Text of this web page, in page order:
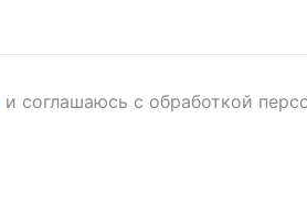
и соглашаюсь с обработкой